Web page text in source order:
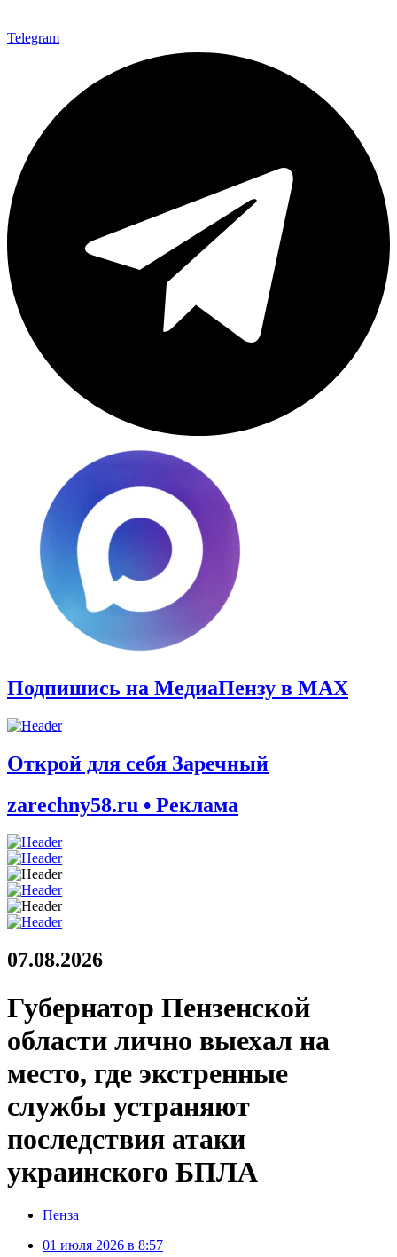
Telegram
Подпишись на МедиаПензу в МАХ
Открой для себя Заречный
zarechny58.ru • Реклама
07.08.2026
Губернатор Пензенской
области лично выехал на
место, где экстренные
службы устраняют
последствия атаки
украинского БПЛА
Пенза
01 июля 2026 в 8:57